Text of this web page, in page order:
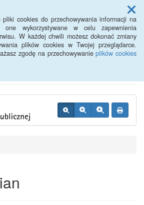
pliki cookies do przechowywania informacji na
one wykorzystywane w celu zapewnienia
W każdej chwili możesz dokonać zmiany
plików cookies w Twojej przeglądarce.
zgodę na przechowywanieplików cookies
Menu
Miejski